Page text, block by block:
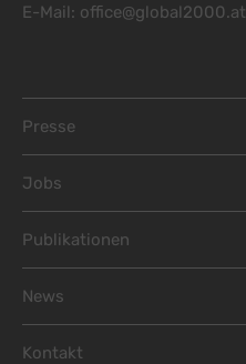
E-Mail: office@global2000.at
Presse
Jobs
Publikationen
News
Kontakt